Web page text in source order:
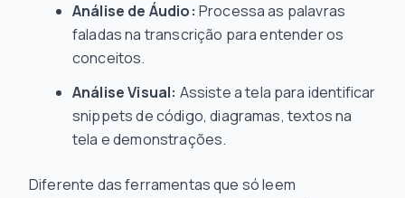
Análise de Áudio: Processa as palavras
faladas na transcrição para entender os
conceitos.
Análise Visual: Assistea tela para identificar
snippets de código, diagramas, textos na
tela e demonstrações.
Diferente das ferramentas que só leem